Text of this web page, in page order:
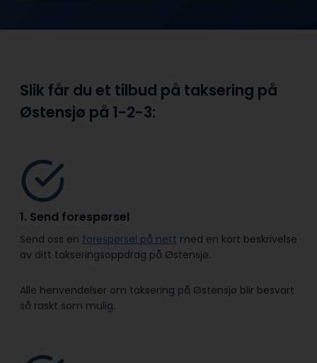
Slik får du et tilbud på taksering på
Østensjø på 1-2-3:
1. Send forespørsel
Send oss en forespørsel på nett med en kort beskrivelse
av ditt takseringsoppdrag på Østensjø.
Alle henvendelser om taksering på Østensjø blir besvart
så raskt som mulig.